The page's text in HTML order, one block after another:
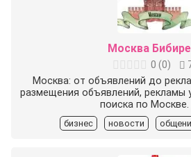
Москва
0 (0)
Москва: от объявлений до
размещения объявлений, рекламы
поиска по
бизнес новости